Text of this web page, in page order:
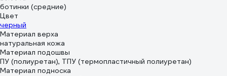
ботинки (средние)
Цвет
черный
Материал верха
натуральная кожа
Материал подошвы
ПУ (полиуретан), ТПУ (термопластичный полиуретан)
Материал подноска